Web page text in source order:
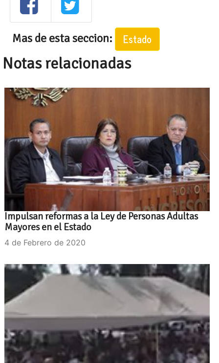
Mas de esta seccion: Estado
Notas relacionadas
Impulsan reformas a la Ley de Personas Adultas
Mayores en el Estado
4 de Febrero de 2020